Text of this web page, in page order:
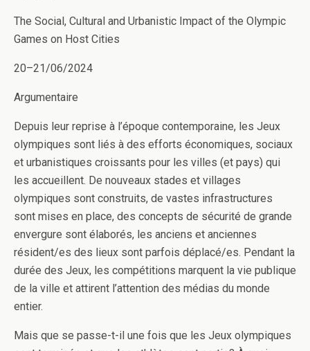
The Social, Cultural and Urbanistic Impact of the Olympic
Games on Host Cities
20–21/06/2024
Argumentaire
Depuis leur reprise à l’époque contemporaine, les Jeux
olympiques sont liés à des efforts économiques, sociaux
et urbanistiques croissants pour les villes (et pays) qui
les accueillent. De nouveaux stades et villages
olympiques sont construits, de vastes infrastructures
sont mises en place, des concepts de sécurité de grande
envergure sont élaborés, les anciens et anciennes
résident/es des lieux sont parfois déplacé/es. Pendant la
durée des Jeux, les compétitions marquent la vie publique
de la ville et attirent l’attention des médias du monde
entier.
Mais que se passe-t-il une fois que les Jeux olympiques